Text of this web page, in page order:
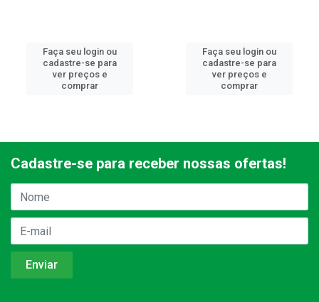
Faça seu login ou
cadastre-se para
ver preços e
comprar
Faça seu login ou
cadastre-se para
ver preços e
comprar
Cadastre-se para receber nossas ofertas!